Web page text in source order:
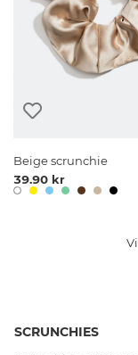
Beige scrunchie
39.90 kr
SCRUNCHIES